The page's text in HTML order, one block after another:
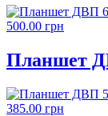
500.00 грн
Планшет
385.00 грн